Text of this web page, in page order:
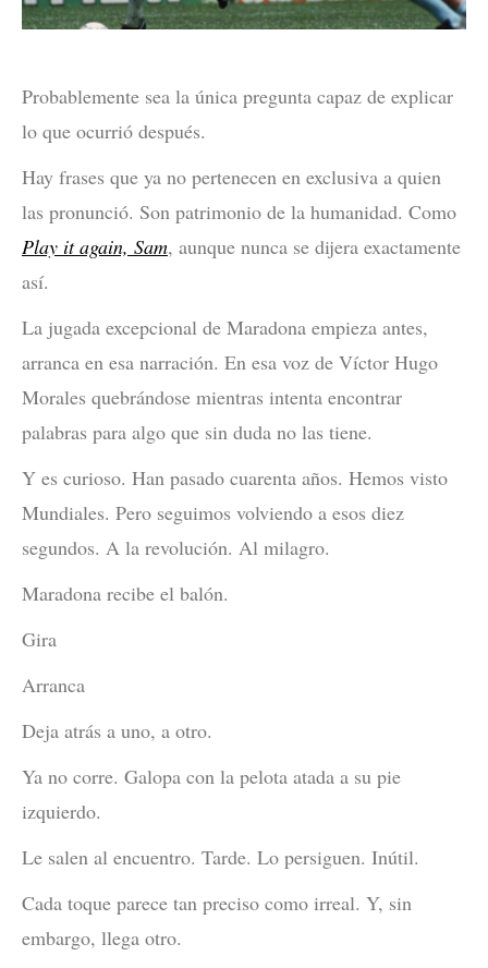
Probablemente sea la única pregunta capaz de explicar
lo que ocurrió después.
Hay frases que ya no pertenecen en exclusiva a quien
las pronunció. Son patrimonio de la humanidad. Como
Play it again, Sam, aunque nunca se dijera exactamente
así.
La jugada excepcional de Maradona empieza antes,
arranca en esa narración. En esa voz de Víctor Hugo
Morales quebrándose mientras intenta encontrar
palabras para algo que sin duda no las tiene.
Y es curioso. Han pasado cuarenta años. Hemos visto
Mundiales. Pero seguimos volviendo a esos diez
segundos. A la revolución. Al milagro.
Maradona recibe el balón.
Gira
Arranca
Deja atrás a uno, a otro.
Ya no corre. Galopa con la pelota atada a su pie
izquierdo.
Le salen al encuentro. Tarde. Lo persiguen. Inútil.
Cada toque parece tan preciso como irreal. Y, sin
embargo, llega otro.